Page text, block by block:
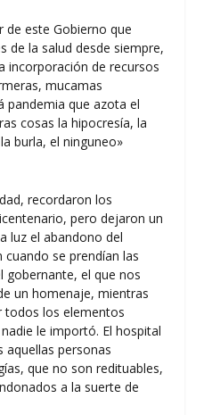
de este Gobierno que
de la salud desde siempre,
incorporación de recursos
mucamas
pandemia que azota el
cosas la hipocresía, la
burla, el ninguneo»
recordaron los
pero dejaron un
luz el abandono del
se prendían las
gobernante, el que nos
un homenaje, mientras
todos los elementos
le importó. El hospital
aquellas personas
que no son redituables,
a la suerte de